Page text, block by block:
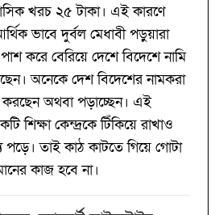
খরচ ২৫ টাকা। এই কারণে
ভাবে দুর্বল মেধাবী পড়ুয়ারা
করে বেরিয়ে দেশে বিদেশে নামি
অনেকে দেশ বিদেশের নামকরা
করছেন অথবা পড়াচ্ছেন। এই
কেন্দ্রকে টিঁকিয়ে রাখাও
পড়ে। তাই কাঠ কাটতে গিয়ে গোটা
কাজ হবে না।